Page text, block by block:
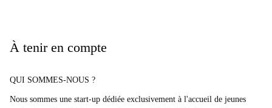
À tenir en compte
QUI SOMMES-NOUS ?
Nous sommes une start-up dédiée exclusivement à l'accueil de jeunes